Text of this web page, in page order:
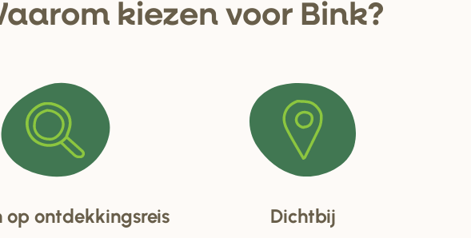
rom kiezen voorBink?
op ontdekkingsreis Dichtbij